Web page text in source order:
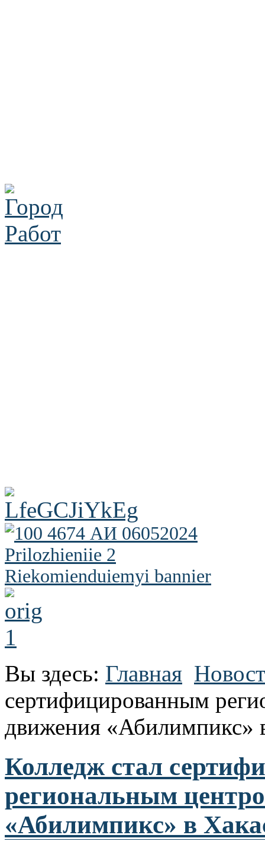
Вы здесь: Главная
сертифицированным
движения «Абилимпикс»
Колледж стал
региональным
«Абилимпикс» в